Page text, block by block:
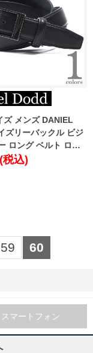
ズ メンズ DANIEL
ズリーバックル ビジ
ロング ベルト ロン
239004
税込)
59 60
スマートフォン